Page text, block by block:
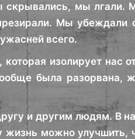
мы лгали.
Мы убеждали
всего.
которая изолирует
была разорвана,
и другим людям. В
можно улучшить,